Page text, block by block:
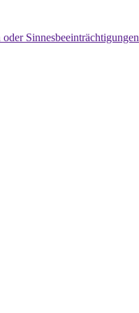
Sinnesbeeinträchtigungen